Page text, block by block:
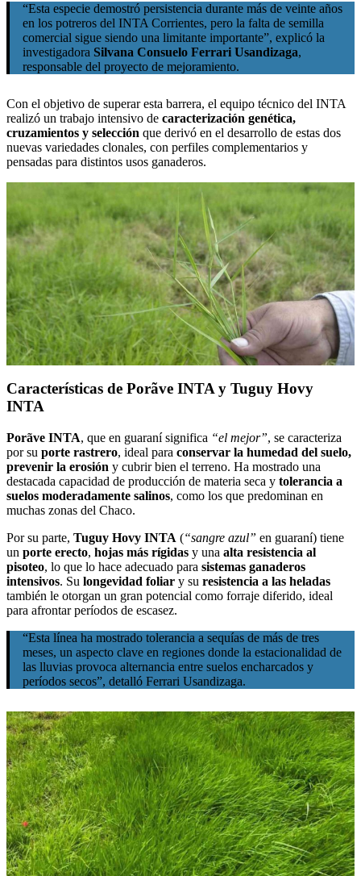
“Esta especie demostró persistencia durante más de veinte años
en los potreros del INTA Corrientes, pero la falta de semilla
comercial sigue siendo una limitante importante”, explicó la
investigadora Silvana Consuelo Ferrari Usandizaga,
responsable del proyecto de mejoramiento.
Con el objetivo de superar esta barrera, el equipo técnico del INTA
realizó un trabajo intensivo de caracterización genética,
cruzamientos y selección que derivó en el desarrollo de estas dos
nuevas variedades clonales, con perfiles complementarios y
pensadas para distintos usos ganaderos.
Características de Porãve INTA y Tuguy Hovy
INTA
Porãve INTA, que en guaraní significa “el mejor”, se caracteriza
por su porte rastrero, ideal para conservar la humedad del suelo,
prevenir la erosión y cubrir bien el terreno. Ha mostrado una
destacada capacidad de producción de materia seca y tolerancia a
suelos moderadamente salinos, como los que predominan en
muchas zonas del Chaco.
Por su parte, Tuguy Hovy INTA (“sangre azul” en guaraní) tiene
un porte erecto, hojas más rígidas y una alta resistencia al
pisoteo, lo que lo hace adecuado para sistemas ganaderos
intensivos. Su longevidad foliar y su resistencia a las heladas
también le otorgan un gran potencial como forraje diferido, ideal
para afrontar períodos de escasez.
“Esta línea ha mostrado tolerancia a sequías de más de tres
meses, un aspecto clave en regiones donde la estacionalidad de
las lluvias provoca alternancia entre suelos encharcados y
períodos secos”, detalló Ferrari Usandizaga.